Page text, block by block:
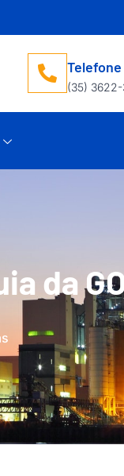
Telefone
(35)
da